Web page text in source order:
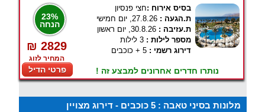
23%
הנחה
₪ 2829
המחיר לזוג
פרטי הדיל
בסיס אירוח :חצי פנסיון
ת.הגעה : 27.8.26, יום חמישי
ת.עזיבה : 30.8.26, יום ראשון
מספר לילות : 3 לילות
דירוג רשמי : 5 + כוכבים
נותרו חדרים אחרונים למבצע זה !
מלונות בסיני טאבה : 5 כוכבים - דירוג מצויין